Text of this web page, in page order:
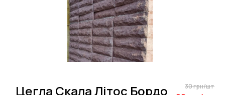
Цегла Скала Літос Бордо
30 грн/шт